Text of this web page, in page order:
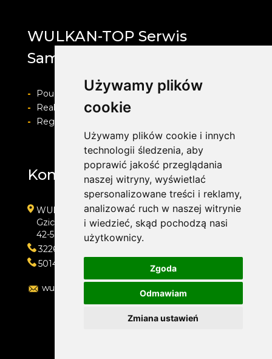
Używamy plików
cookie
Używamy plików cookie i innych
technologii śledzenia, aby
poprawić jakość przeglądania
naszej witryny, wyświetlać
spersonalizowane treści i reklamy,
analizować ruch w naszej witrynie
i wiedzieć, skąd pochodzą nasi
użytkownicy.
Zgoda
Odmawiam
Zmiana ustawień
WULKAN-TOP Serwis
Samochodowy
-
Pouczenie o prawie do odstapienia od umowy
-
Realizacja zamówienia i formy płatności
-
Regulamin i Polityka prywatności
Kontakt
WULKAN-TOP Serwis Samochodowy
Gzichowska 108
42-504 Będzin
322692033
501410313
wulkan-top@wp.pl